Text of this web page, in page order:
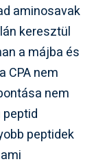
aminosavak
keresztül
a májba és
CPA nem
nem
peptidek